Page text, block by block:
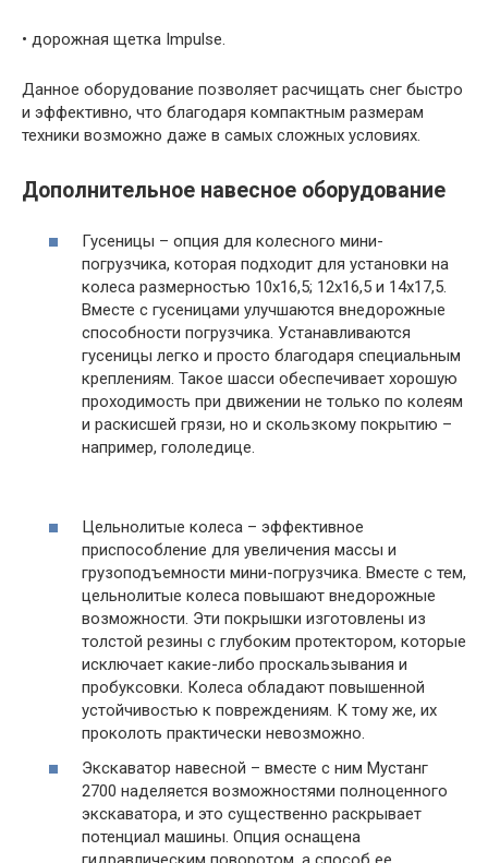
• дорожная щетка Impulse.
Данное оборудование позволяет расчищать снег быстро
и эффективно, что благодаря компактным размерам
техники возможно даже в самых сложных условиях.
Дополнительное навесное оборудование
Гусеницы – опция для колесного мини-
погрузчика, которая подходит для установки на
колеса размерностью 10х16,5; 12х16,5 и 14х17,5.
Вместе с гусеницами улучшаются внедорожные
способности погрузчика. Устанавливаются
гусеницы легко и просто благодаря специальным
креплениям. Такое шасси обеспечивает хорошую
проходимость при движении не только по колеям
и раскисшей грязи, но и скользкому покрытию –
например, гололедице.
Цельнолитые колеса – эффективное
приспособление для увеличения массы и
грузоподъемности мини-погрузчика. Вместе с тем,
цельнолитые колеса повышают внедорожные
возможности. Эти покрышки изготовлены из
толстой резины с глубоким протектором, которые
исключает какие-либо проскальзывания и
пробуксовки. Колеса обладают повышенной
устойчивостью к повреждениям. К тому же, их
проколоть практически невозможно.
Экскаватор навесной – вместе с ним Мустанг
2700 наделяется возможностями полноценного
экскаватора, и это существенно раскрывает
потенциал машины. Опция оснащена